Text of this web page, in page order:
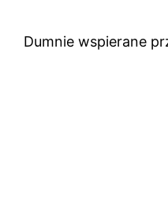
Dumnie wspierane